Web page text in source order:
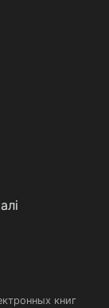
книг